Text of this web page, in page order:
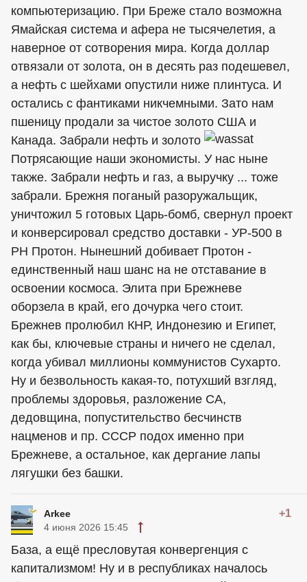
компьютеризацию. При Бреже стало возможна
Ямайская система и афера не тысячелетия, а
наверное от сотворения мира. Когда доллар
отвязали от золота, он в десять раз подешевел,
а нефть с шейхами опустили ниже плинтуса. И
остались с фантиками никчемными. Зато нам
пшеницу продали за чистое золото США и
Канада. Забрали нефть и золото
Потрясающие наши экономисты. У нас ныне
также. Забрали нефть и газ, а выручку ... тоже
забрали. Брежня поганый разоружальщик,
уничтожил 5 готовых Царь-бомб, свернул проект
и конверсировал средство доставки - УР-500 в
РН Протон. Нынешний добивает Протон -
единственный наш шанс на не отставание в
освоении космоса. Элита при Брежневе
оборзела в край, его дочурка чего стоит.
Брежнев пролюбил КНР, Индонезию и Египет,
как бы, ключевые страны и ничего не сделал,
когда убивал миллионы коммунистов Сухарто.
Ну и безвольность какая-то, потухший взгляд,
проблемы здоровья, разложение СА,
дедовщина, попустительство бесчинств
нацменов и пр. СССР подох именно при
Брежневе, а остальное, как дергание лапы
лягушки без башки.
Arkee +1
4 июня 2026 15:45
База, а ещё пресловутая конвергенция с
капитализмом! Ну и в республиках началось